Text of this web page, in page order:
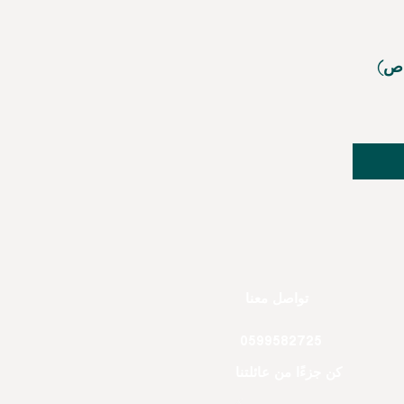
(من ( المسجلين في قوائم الضمان الاجتماعي - ابناء شهداء الواجب - الاشخاص